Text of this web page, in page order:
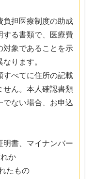
担医療制度の助成
する書類で、医療費
対象であることを示
ります。
べてに住所の記載
せん。本人確認書類
でない場合、お申込
明書、マイナンバー
か
たもの